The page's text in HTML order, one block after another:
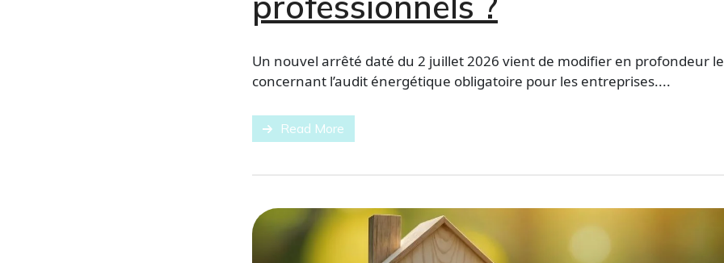
Un nouvel arrêté daté du 2 juillet 2026 vient de modifier en profondeur
concernant l’audit énergétique obligatoire pour les entreprises....
Read More